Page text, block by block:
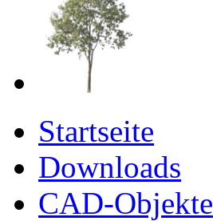
Startseite
Downloads
CAD-Objekte